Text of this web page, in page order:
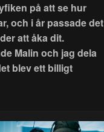
på att se hur
och i år passade det
att åka dit.
Malin och jag dela
blev ett billigt